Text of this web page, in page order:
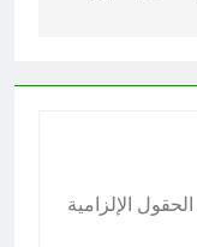
الحقول الإلزامية